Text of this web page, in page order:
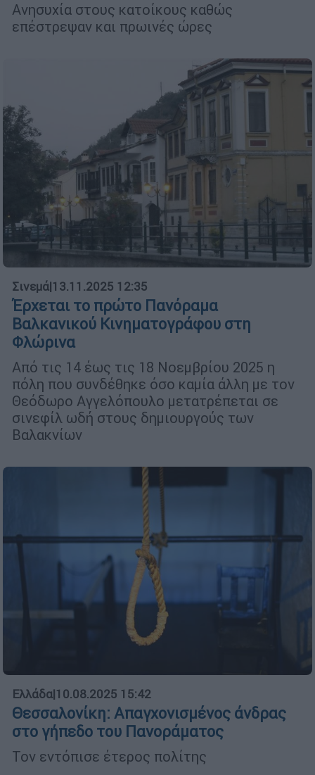
Ανησυχία στους κατοίκους καθώς
επέστρεψαν και πρωινές ώρες
Σινεμά|13.11.2025 12:35
Έρχεται το πρώτο Πανόραμα
Βαλκανικού Κινηματογράφου στη
Φλώρινα
Από τις 14 έως τις 18 Νοεμβρίου 2025 η
πόλη που συνδέθηκε όσο καμία άλλη με τον
Θεόδωρο Αγγελόπουλο μετατρέπεται σε
σινεφίλ ωδή στους δημιουργούς των
Βαλακνίων
Ελλάδα|10.08.2025 15:42
Θεσσαλονίκη: Απαγχονισμένος άνδρας
στο γήπεδο του Πανοράματος
Τον εντόπισε έτερος πολίτης